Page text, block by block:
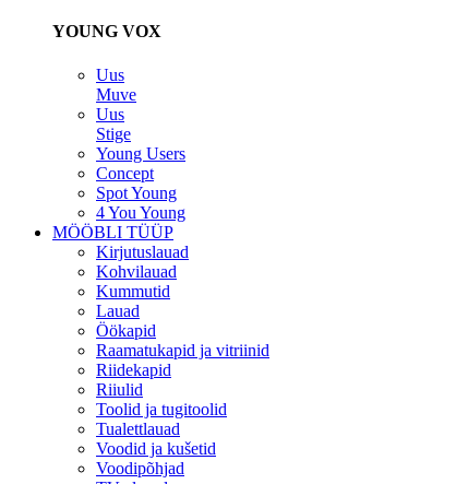
YOUNG VOX
Uus
Muve
Uus
Stige
Young Users
Concept
Spot Young
4 You Young
MÖÖBLI TÜÜP
Kirjutuslauad
Kohvilauad
Kummutid
Lauad
Öökapid
Raamatukapid ja vitriinid
Riidekapid
Riiulid
Toolid ja tugitoolid
Tualettlauad
Voodid ja kušetid
Voodipõhjad